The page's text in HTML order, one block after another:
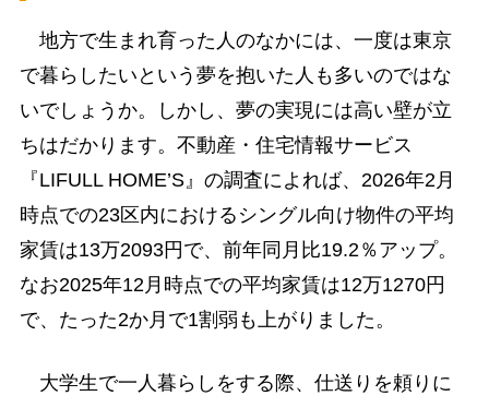
地方で生まれ育った人のなかには、一度は東京
で暮らしたいという夢を抱いた人も多いのではな
いでしょうか。しかし、夢の実現には高い壁が立
ちはだかります。不動産・住宅情報サービス
『LIFULL HOME’S』の調査によれば、2026年2月
時点での23区内におけるシングル向け物件の平均
家賃は13万2093円で、前年同月比19.2％アップ。
なお2025年12月時点での平均家賃は12万1270円
で、たった2か月で1割弱も上がりました。
大学生で一人暮らしをする際、仕送りを頼りに